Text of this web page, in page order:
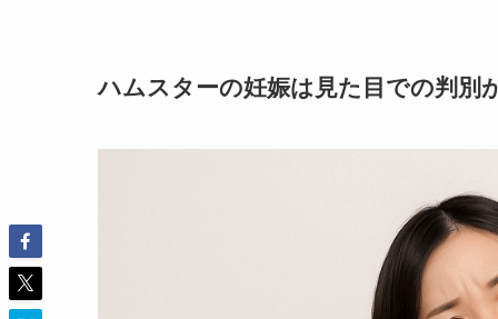
ハムスターの妊娠は見た目での判別